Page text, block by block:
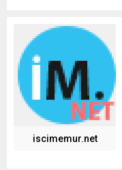
iscimemur.net